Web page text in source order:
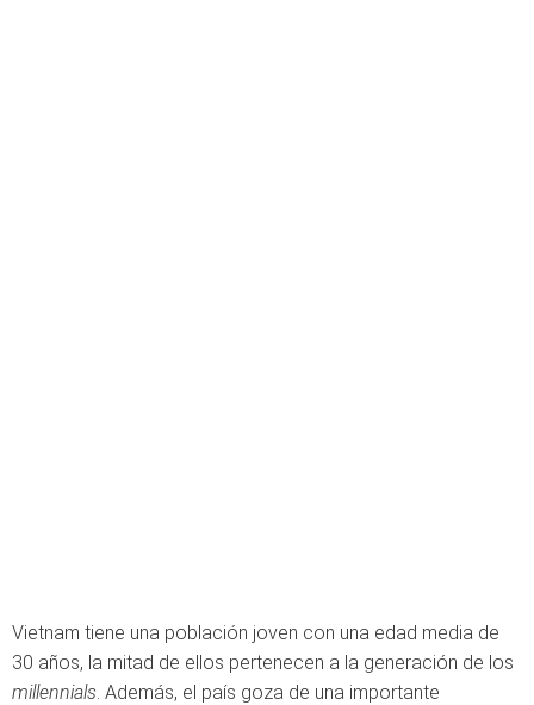
Vietnam tiene una población joven con una edad media de
30 años, la mitad de ellos pertenecen a la generación de los
millennials. Además, el país goza de una importante